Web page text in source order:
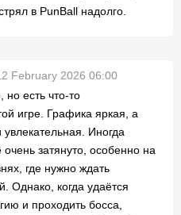
в PunBall надолго.
February 2026 06:00
но есть что-то
игре. Графика яркая, а
Иногда
очень затянуто, особенно на
где нужно ждать
Однако, когда удаётся
и проходить босса,